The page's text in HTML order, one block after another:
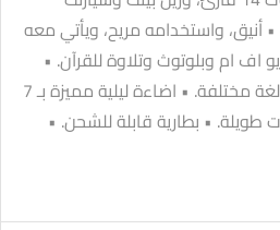
أنيق، واستخدامه مريح، ويأتي معه
ام وبلوتوث وتلاوة للقرآن. •
يتصل بالبلوتوث من مسافة بعيدة. • استمع للتلاوة ب 14 لغة مختلفة. • اضاءة ليلية مميزة بـ 7
• بطارية قابلة للشحن. •